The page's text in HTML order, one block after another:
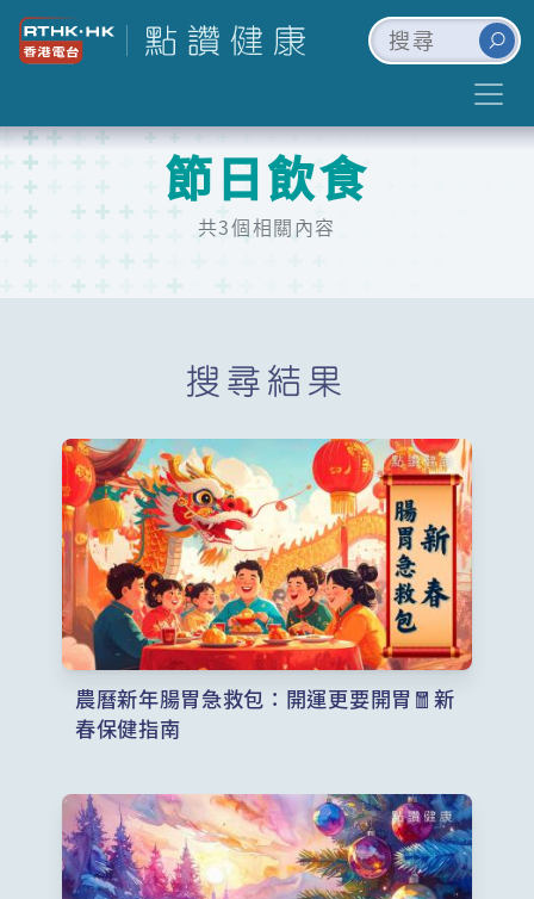
節日飲食
共3個相關內容
搜尋結果
農曆新年腸胃急救包：開運更要開胃🧧新
春保健指南